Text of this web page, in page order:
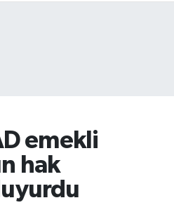
emekli
hak